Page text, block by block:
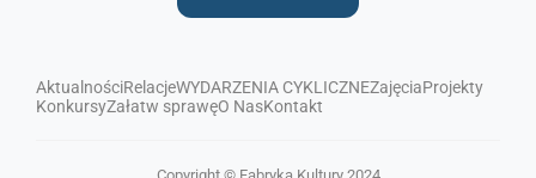
AktualnościRelacjeWYDARZENIA CYKLICZNEZajęciaProjekty
KonkursyZałatw sprawęO NasKontakt